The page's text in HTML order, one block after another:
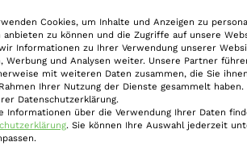
– Häufig gestellte
Was versteht man unter
Wer ordnet die
Cookies, um Inhalte und Anzeigen zu
anbieten zu können und die Zugriffe auf unsere
Informationen zu Ihrer Verwendung unserer
Werbung und Analysen weiter. Unsere Partner
mit weiteren Daten zusammen, die Sie
Ihrer Nutzung der Dienste gesammelt
Datenschutzerklärung.
Informationen über die Verwendung Ihrer Daten
. Sie können Ihre Auswahl jederzeit